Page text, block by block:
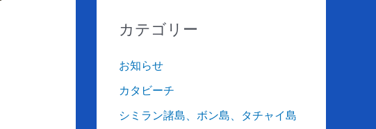
カテゴリー
お知らせ
カタビーチ
シミラン諸島、ボン島、タチャイ島